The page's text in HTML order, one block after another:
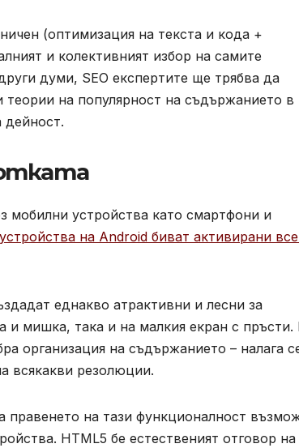
(оптимизация на текста и кода +
и колективният избор на самите
думи, SEO експертите ще трябва да
на популярност на съдържанието в
дейност.
мобилни устройства като смартфони и
на Android биват активирани
еднакво атрактивни и лесни за
и мишка, така и на малкия екран с пръсти.
организация на съдържанието – налага
всякакви резолюции.
правенето на тази функционалност
HTML5 бе естественият отговор на